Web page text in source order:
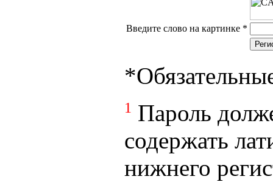
Введите слово на картинке *
*
1 Пароль
содержать
нижнего